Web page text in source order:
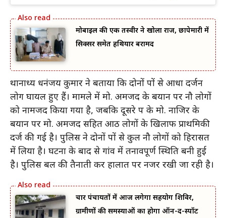
मोबाइल की एक तस्वीर ने खोला राज, छापेमारी में
सिक्सर समेत हथियार बरामद
थानाध्यक्ष धनंजय कुमार ने बताया कि दोनों पक्षों से आधा दर्जन
लोग घायल हुए हैं। मामले में मो. अमजद के बयान पर नौ लोगों
को नामजद किया गया है, जबकि दूसरे पक्ष के मो. नाजिर के
बयान पर मो. अमजद सहित आठ लोगों के खिलाफ प्राथमिकी
दर्ज की गई है। पुलिस ने दोनों पक्षों से कुल नौ लोगों को हिरासत
में लिया है। घटना के बाद से गांव में तनावपूर्ण स्थिति बनी हुई
है। पुलिस बल की तैनाती कर हालात पर नजर रखी जा रही है।
चार पंचायतों में आज लगेगा सहयोग शिविर,
ग्रामीणों की समस्याओं का होगा ऑन-द-स्पॉट